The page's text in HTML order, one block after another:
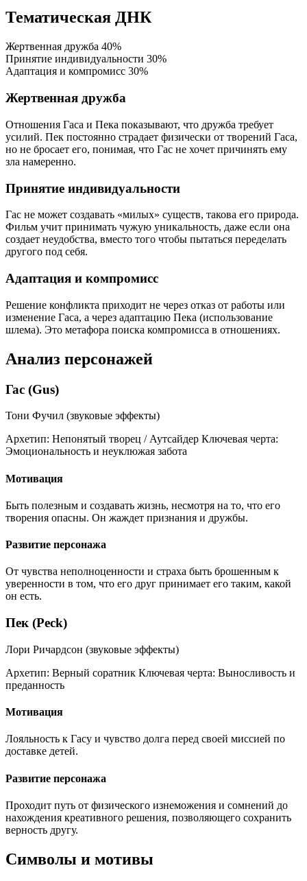
Тематическая ДНК
Жертвенная дружба 40%
Принятие индивидуальности 30%
Адаптация и компромисс 30%
Жертвенная дружба
Отношения Гаса и Пека показывают, что дружба требует
усилий. Пек постоянно страдает физически от творений Гаса,
но не бросает его, понимая, что Гас не хочет причинять ему
зла намеренно.
Принятие индивидуальности
Гас не может создавать «милых» существ, такова его природа.
Фильм учит принимать чужую уникальность, даже если она
создает неудобства, вместо того чтобы пытаться переделать
другого под себя.
Адаптация и компромисс
Решение конфликта приходит не через отказ от работы или
изменение Гаса, а через адаптацию Пека (использование
шлема). Это метафора поиска компромисса в отношениях.
Анализ персонажей
Гас (Gus)
Тони Фучил (звуковые эффекты)
Архетип: Непонятый творец / Аутсайдер Ключевая черта:
Эмоциональность и неуклюжая забота
Мотивация
Быть полезным и создавать жизнь, несмотря на то, что его
творения опасны. Он жаждет признания и дружбы.
Развитие персонажа
От чувства неполноценности и страха быть брошенным к
уверенности в том, что его друг принимает его таким, какой
он есть.
Пек (Peck)
Лори Ричардсон (звуковые эффекты)
Архетип: Верный соратник Ключевая черта: Выносливость и
преданность
Мотивация
Лояльность к Гасу и чувство долга перед своей миссией по
доставке детей.
Развитие персонажа
Проходит путь от физического изнеможения и сомнений до
нахождения креативного решения, позволяющего сохранить
верность другу.
Символы и мотивы